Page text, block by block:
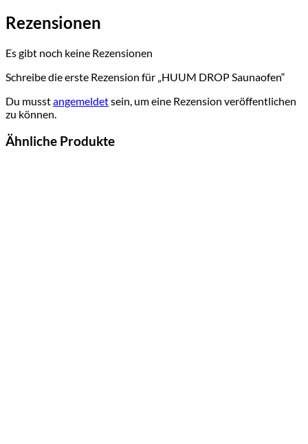
Rezensionen
Es gibt noch keine Rezensionen
Schreibe die erste Rezension für „HUUM DROP Saunaofen“
Du musstangemeldetsein, um eine Rezension veröffentlichen
zu können.
Ähnliche Produkte